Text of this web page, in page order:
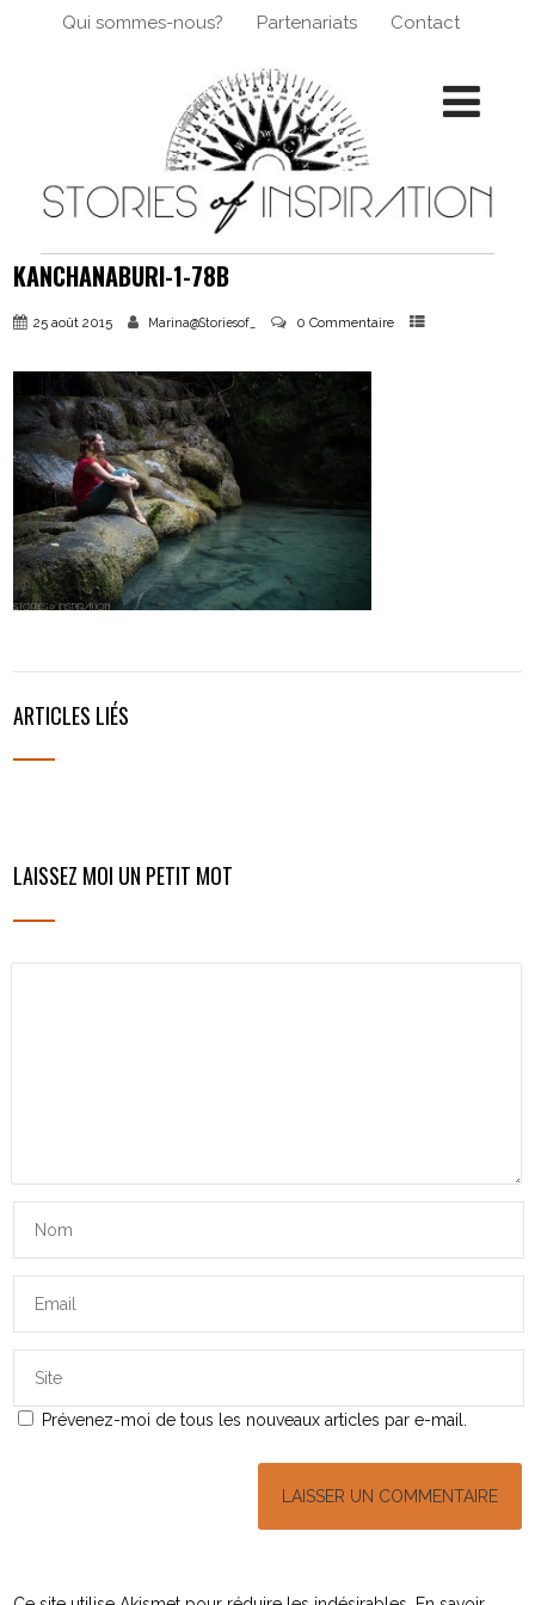
Qui sommes-nous? Partenariats Contact
KANCHANABURI-1-78B
25 août 2015 Marina@Storiesof_ 0 Commentaire
ARTICLES LIÉS
LAISSEZ MOI UN PETIT MOT
Prévenez-moi de tous les nouveaux articles par e-mail.